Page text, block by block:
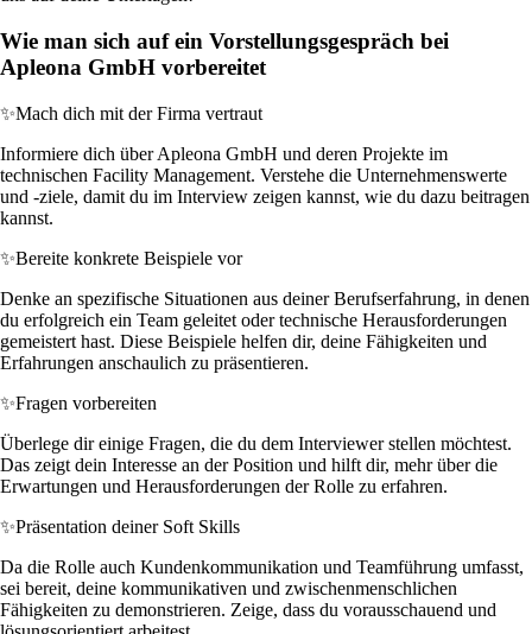
Wie man sich auf ein Vorstellungsgespräch bei
Apleona GmbH vorbereitet
✨Mach dich mit der Firma vertraut
Informiere dich über Apleona GmbH und deren Projekte im
technischen Facility Management. Verstehe die Unternehmenswerte
und -ziele, damit du im Interview zeigen kannst, wie du dazu beitragen
kannst.
✨Bereite konkrete Beispiele vor
Denke an spezifische Situationen aus deiner Berufserfahrung, in denen
du erfolgreich ein Team geleitet oder technische Herausforderungen
gemeistert hast. Diese Beispiele helfen dir, deine Fähigkeiten und
Erfahrungen anschaulich zu präsentieren.
✨Fragen vorbereiten
Überlege dir einige Fragen, die du dem Interviewer stellen möchtest.
Das zeigt dein Interesse an der Position und hilft dir, mehr über die
Erwartungen und Herausforderungen der Rolle zu erfahren.
✨Präsentation deiner Soft Skills
Da die Rolle auch Kundenkommunikation und Teamführung umfasst,
sei bereit, deine kommunikativen und zwischenmenschlichen
Fähigkeiten zu demonstrieren. Zeige, dass du vorausschauend und